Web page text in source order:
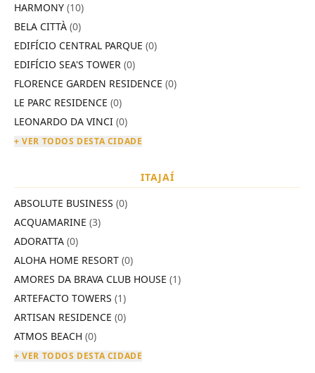
HARMONY (10)
BELA CITTÀ (0)
EDIFÍCIO CENTRAL PARQUE (0)
EDIFÍCIO SEA'S TOWER (0)
FLORENCE GARDEN RESIDENCE (0)
LE PARC RESIDENCE (0)
LEONARDO DA VINCI (0)
+ VER TODOS DESTA CIDADE
ITAJAÍ
ABSOLUTE BUSINESS (0)
ACQUAMARINE (3)
ADORATTA (0)
ALOHA HOME RESORT (0)
AMORES DA BRAVA CLUB HOUSE (1)
ARTEFACTO TOWERS (1)
ARTISAN RESIDENCE (0)
ATMOS BEACH (0)
+ VER TODOS DESTA CIDADE